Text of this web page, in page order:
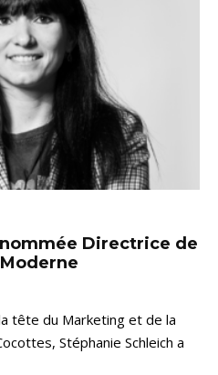
Directrice de
tête du Marketing et de la
Stéphanie Schleich a